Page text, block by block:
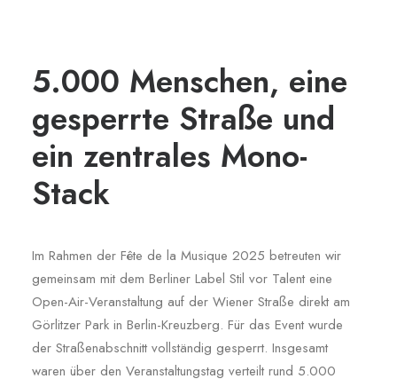
5.000 Menschen, eine
gesperrte Straße und
ein zentrales Mono-
Stack
Im Rahmen der Fête de la Musique 2025 betreuten wir
gemeinsam mit dem Berliner Label Stil vor Talent eine
Open-Air-Veranstaltung auf der Wiener Straße direkt am
Görlitzer Park in Berlin-Kreuzberg. Für das Event wurde
der Straßenabschnitt vollständig gesperrt. Insgesamt
waren über den Veranstaltungstag verteilt rund 5.000